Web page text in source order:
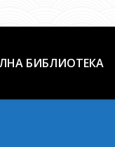
БИБЛИОТЕКА